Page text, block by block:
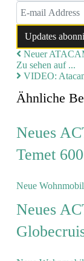
E-mail Address
Updates
Neuer
Zu sehen auf ...
VIDEO:
Ähnliche
Neues
Temet
Neue
Neues